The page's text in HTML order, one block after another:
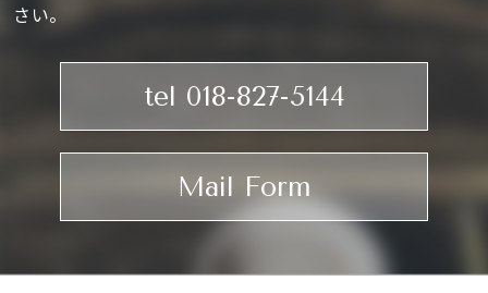
さい。
tel 018-827-5144
Mail Form